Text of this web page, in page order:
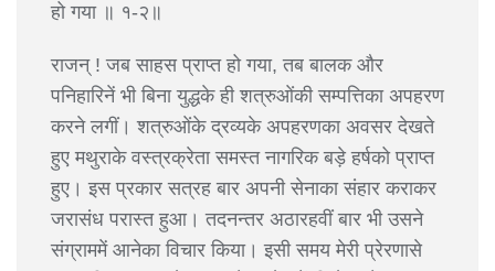
हो गया ॥ १-२॥
राजन् ! जब साहस प्राप्त हो गया, तब बालक और
पनिहारिनें भी बिना युद्धके ही शत्रुओंकी सम्पत्तिका अपहरण
करने लगीं। शत्रुओंके द्रव्यके अपहरणका अवसर देखते
हुए मथुराके वस्त्रक्रेता समस्त नागरिक बड़े हर्षको प्राप्त
हुए। इस प्रकार सत्रह बार अपनी सेनाका संहार कराकर
जरासंध परास्त हुआ। तदनन्तर अठारहवीं बार भी उसने
संग्राममें आनेका विचार किया। इसी समय मेरी प्रेरणासे